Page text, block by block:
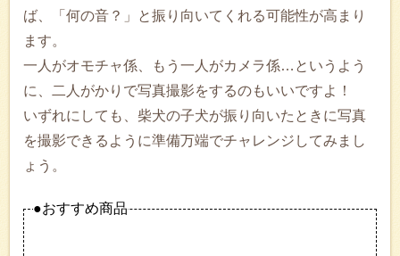
ば、「何の音？」と振り向いてくれる可能性が高まり
ます。
一人がオモチャ係、もう一人がカメラ係…というよう
に、二人がかりで写真撮影をするのもいいですよ！
いずれにしても、柴犬の子犬が振り向いたときに写真
を撮影できるように準備万端でチャレンジしてみまし
ょう。
●おすすめ商品